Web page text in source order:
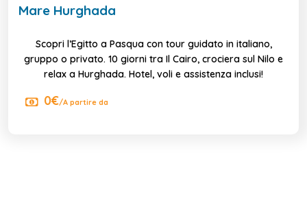
Mare Hurghada
Scopri l’Egitto a Pasqua con tour guidato in italiano,
gruppo o privato. 10 giorni tra Il Cairo, crociera sul Nilo e
relax a Hurghada. Hotel, voli e assistenza inclusi!
0€/A partire da